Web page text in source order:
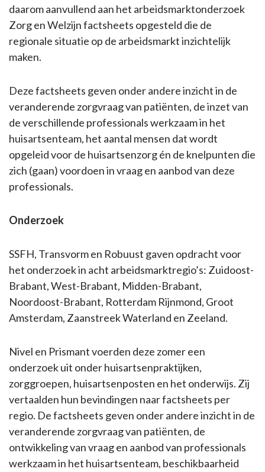
daarom aanvullend aan het arbeidsmarktonderzoek
Zorg en Welzijn factsheets opgesteld die de
regionale situatie op de arbeidsmarkt inzichtelijk
maken.
Deze factsheets geven onder andere inzicht in de
veranderende zorgvraag van patiënten, de inzet van
de verschillende professionals werkzaam in het
huisartsenteam, het aantal mensen dat wordt
opgeleid voor de huisartsenzorg én de knelpunten die
zich (gaan) voordoen in vraag en aanbod van deze
professionals.
Onderzoek
SSFH, Transvorm en Robuust gaven opdracht voor
het onderzoek in acht arbeidsmarktregio’s: Zuidoost-
Brabant, West-Brabant, Midden-Brabant,
Noordoost-Brabant, Rotterdam Rijnmond, Groot
Amsterdam, Zaanstreek Waterland en Zeeland.
Nivel en Prismant voerden deze zomer een
onderzoek uit onder huisartsenpraktijken,
zorggroepen, huisartsenposten en het onderwijs. Zij
vertaalden hun bevindingen naar factsheets per
regio. De factsheets geven onder andere inzicht in de
veranderende zorgvraag van patiënten, de
ontwikkeling van vraag en aanbod van professionals
werkzaam in het huisartsenteam, beschikbaarheid